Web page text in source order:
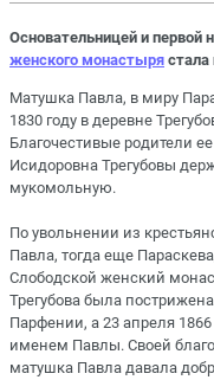
Основательницей и первой
женского монастыря стала
Матушка Павла, в миру
1830 году в деревне
Благочестивые родители
Исидоровна Трегубовы
мукомольную.
По увольнении из
Павла, тогда еще
Слободской женский
Трегубова была
Парфении, а 23 апреля
именем Павлы. Своей
матушка Павла давала